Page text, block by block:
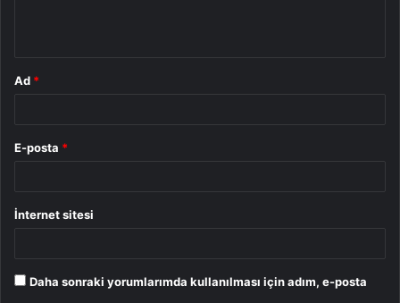
Ad *
E-posta *
İnternet sitesi
Daha sonraki yorumlarımda kullanılması için adım, e-posta